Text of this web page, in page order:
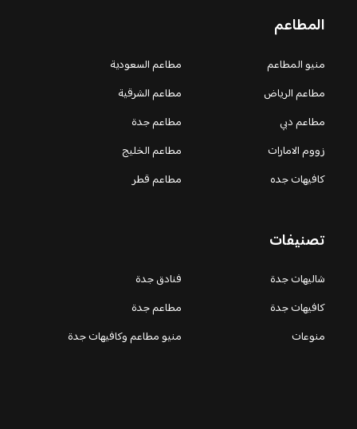
المطاعم
منيو المطاعم
مطاعم السعودية
مطاعم الرياض
مطاعم الشرقية
مطاعم دبي
مطاعم جدة
زووم الامارات
مطاعم الخليج
كافيهات جده
مطاعم قطر
تصنيفات
شاليهات جدة
فنادق جدة
كافيهات جدة
مطاعم جدة
منوعات
منيو مطاعم وكافيهات جدة